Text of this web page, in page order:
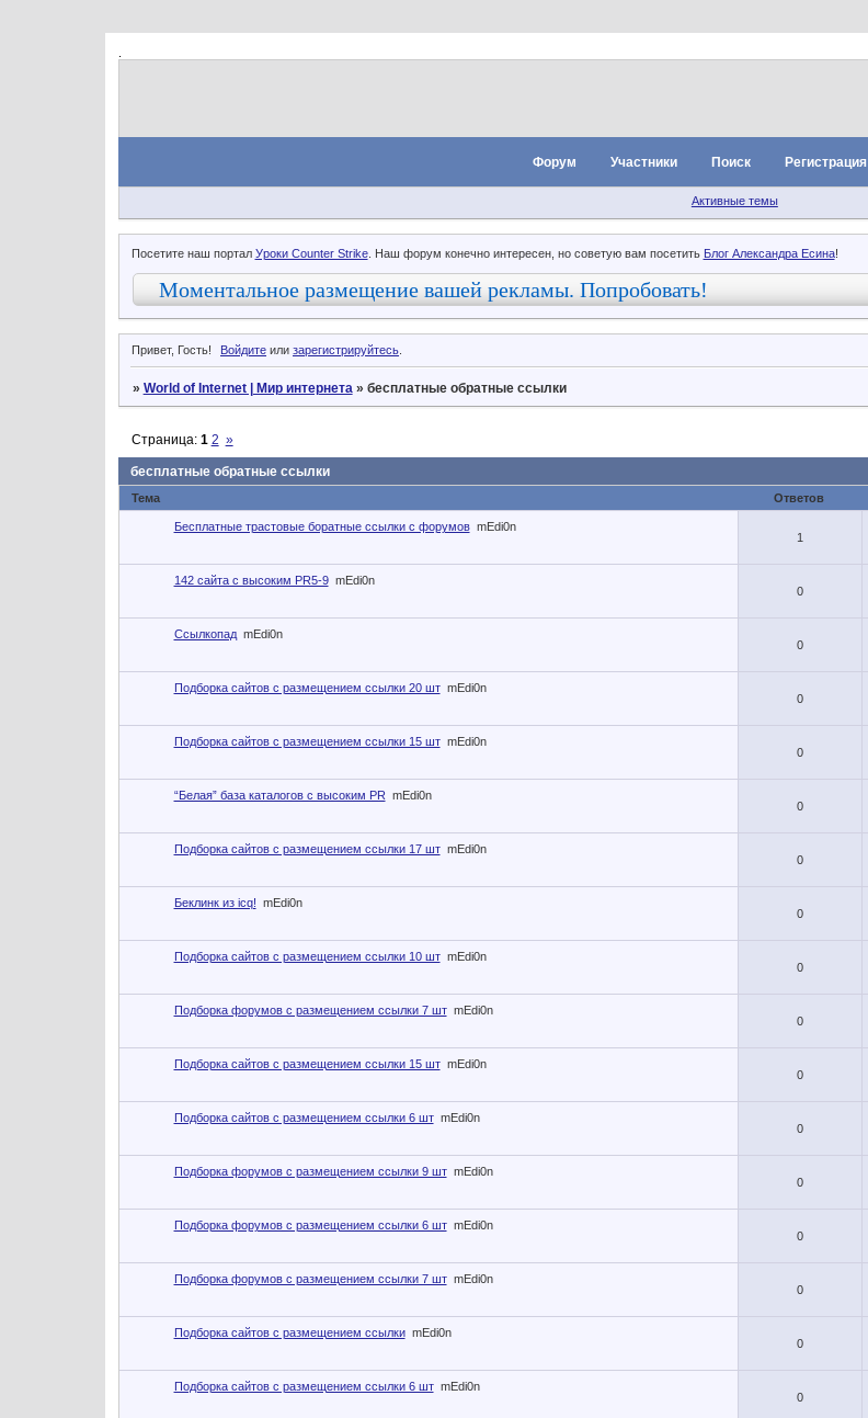
Форум Участники Поиск Регистрация
Активные темы
Посетите наш портал Уроки Counter Strike. Наш форум конечно интересен, но советую вам посетить Блог Александра Есина!
Моментальное размещение вашей рекламы. Попробовать!
Привет, Гость! Войдите илизарегистрируйтесь.
» World of Internet | Мир интернета » бесплатные обратные ссылки
бесплатные обратные ссылки
Страница: 1 2 »
Тема Ответов
Бесплатные трастовые боратные ссылки с форумов mEdi0n
1
142 сайта с высоким PR5-9 mEdi0n
0
Ссылкопад mEdi0n
0
Подборка сайтов с размещением ссылки 20 шт mEdi0n
0
Подборка сайтов с размещением ссылки 15 шт mEdi0n
0
“Белая” база каталогов с высоким PR mEdi0n
0
Подборка сайтов с размещением ссылки 17 шт mEdi0n
0
Беклинк из icq! mEdi0n
0
Подборка сайтов с размещением ссылки 10 шт mEdi0n
0
Подборка форумов с размещением ссылки 7 шт mEdi0n
0
Подборка сайтов с размещением ссылки 15 шт mEdi0n
0
Подборка сайтов с размещением ссылки 6 шт mEdi0n
0
Подборка форумов с размещением ссылки 9 шт mEdi0n
0
Подборка форумов с размещением ссылки 6 шт mEdi0n
0
Подборка форумов с размещением ссылки 7 шт mEdi0n
0
Подборка сайтов с размещением ссылки mEdi0n
0
Подборка сайтов с размещением ссылки 6 шт mEdi0n
0